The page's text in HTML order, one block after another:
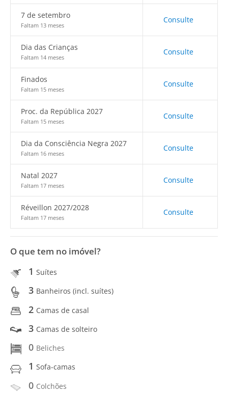
7 de setembro
Faltam 13 meses
Consulte
Dia das Crianças
Faltam 14 meses
Consulte
Finados
Faltam 15 meses
Consulte
Proc. da República 2027
Faltam 15 meses
Consulte
Dia da Consciência Negra 2027
Faltam 16 meses
Consulte
Natal 2027
Faltam 17 meses
Consulte
Réveillon 2027/2028
Faltam 17 meses
Consulte
O que tem no imóvel?
1 Suítes
3 Banheiros (incl. suítes)
2 Camas de casal
3 Camas de solteiro
0 Beliches
1 Sofa-camas
0 Colchões